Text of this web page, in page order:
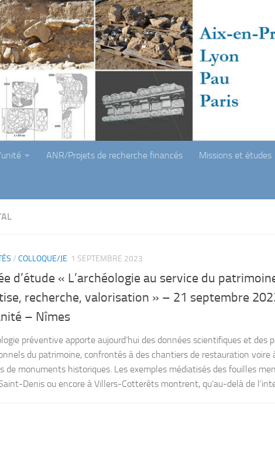
ANR/Projets de recherche financés Missions et études
/ COLLOQUE/JE 1 SEPTEMBRE 2023
d’étude « L’archéologie au service du
recherche, valorisation » – 21 septembre
– Nîmes
préventive apporte aujourd’hui des données scientifiques et des
du patrimoine, confrontés à des chantiers de restauration voire
de monuments historiques. Les exemples médiatisés des fouilles
Denis ou encore à Villers-Cotterêts montrent, qu’au-delà de